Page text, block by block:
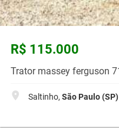
R$ 115.000
Trator massey ferguson
Saltinho, São Paulo (SP)